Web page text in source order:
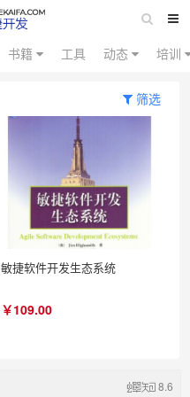
书籍 工具 动态 培训
筛选
敏捷软件开发生态系统
￥109.00
8.6